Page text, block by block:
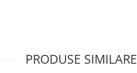
PRODUSE SIMILARE